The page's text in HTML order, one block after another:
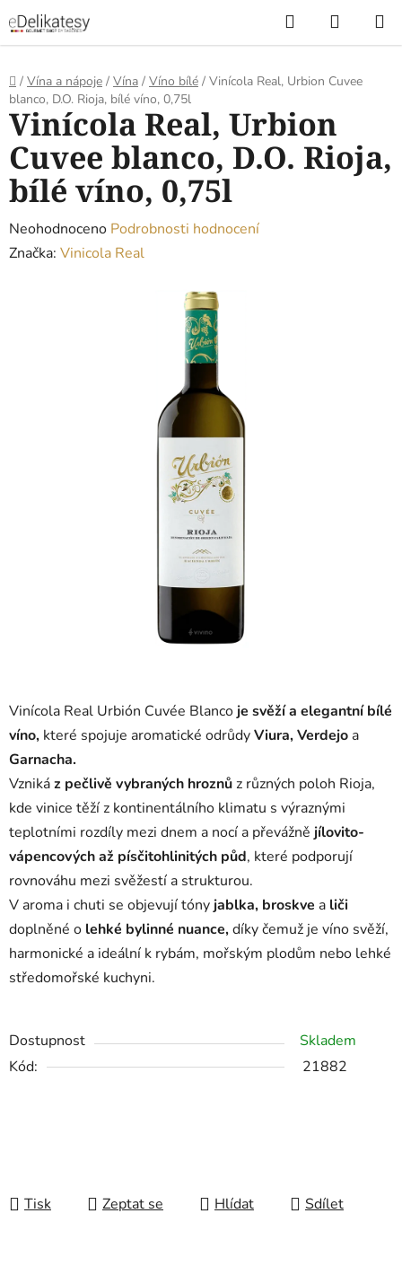
na
obsah
Hledat
KOŠÍK
Domů
/ Vína a nápoje / Vína / Víno bílé / Vinícola Real, Urbion Cuvee
blanco, D.O. Rioja, bílé víno, 0,75l
Vinícola Real Urbión Cuvée Blanco je svěží a elegantní bílé
víno, které spojuje aromatické odrůdyViura, Verdejo a
Garnacha.
Vznikáz pečlivě vybraných hroznůz různých poloh Rioja,
kde vinice těží z kontinentálního klimatu s výraznými
teplotními rozdíly mezi dnem a nocí a převážně jílovito-
vápencových až písčitohlinitých půd, které podporují
rovnováhu mezi svěžestí a strukturou.
V aroma i chuti se objevují tóny jablka, broskve a liči
doplněné o lehké bylinné nuance,díky čemuž je víno svěží,
harmonické a ideální k rybám, mořským plodům nebo lehké
středomořské kuchyni.
Dostupnost
Skladem
Kód:
21882
Tisk Zeptat se Hlídat Sdílet
Vinícola Real, Urbion
Cuvee blanco, D.O. Rioja,
bílé víno, 0,75l
Průměrné
hodnocení
Neohodnoceno Podrobnosti hodnocení
Značka: Vinicola Real